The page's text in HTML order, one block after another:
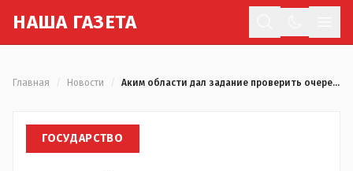
НАША ГАЗЕТА
Главная Новости Аким области дал задание проверить очередность на жилье
ГОСУДАРСТВО